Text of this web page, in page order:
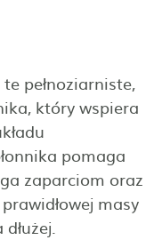
pełnoziarniste,
który wspiera
pomaga
zaparciom oraz
masy